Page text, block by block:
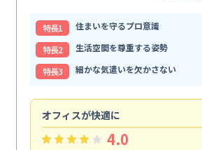
特⻑1
住まいを守るプロ意識
特⻑2
生活空間を尊重する姿勢
特⻑3
細かな気遣いを欠かさない
オフィスが快適に
4.0